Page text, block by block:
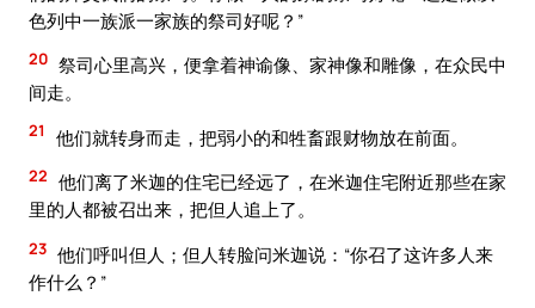
色列中一族派一家族的祭司好呢？”
20 祭司心里高兴，便拿着神谕像、家神像和雕像，在众民中
间走。
21 他们就转身而走，把弱小的和牲畜跟财物放在前面。
22 他们离了米迦的住宅已经远了，在米迦住宅附近那些在家
里的人都被召出来，把但人追上了。
23 他们呼叫但人；但人转脸问米迦说：“你召了这许多人来
作什么？”